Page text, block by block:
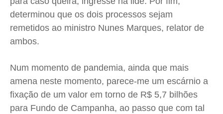
determinou que os dois processos sejam
remetidos ao ministro Nunes Marques, relator de
ambos.
Num momento de pandemia, ainda que mais
amena neste momento, parece-me um escárnio a
fixação de um valor em torno de R$ 5,7 bilhões
para Fundo de Campanha, ao passo que com tal